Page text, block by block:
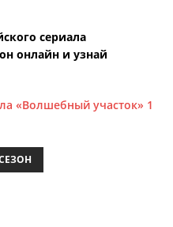
сериала
онлайн и узнай
«Волшебный участок» 1